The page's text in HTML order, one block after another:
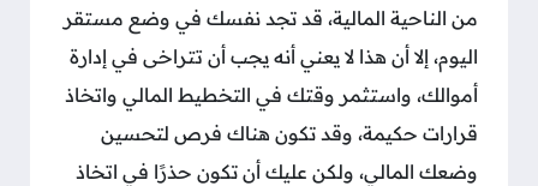
من الناحية المالية، قد تجد نفسك في وضع مستقر
اليوم، إلا أن هذا لا يعني أنه يجب أن تتراخى في إدارة
أموالك، واستثمر وقتك في التخطيط المالي واتخاذ
قرارات حكيمة، وقد تكون هناك فرص لتحسين
وضعك المالي، ولكن عليك أن تكون حذرًا في اتخاذ